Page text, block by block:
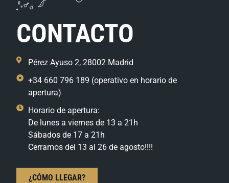
CONTACTO
Pérez Ayuso 2, 28002 Madrid
+34 660 796 189 (operativo en horario de
apertura)
Horario de apertura:
De lunes a viernes de 13 a 21h
Sábados de 17 a 21h
Cerramos del 13 al 26 de agosto!!!!
¿CÓMO LLEGAR?